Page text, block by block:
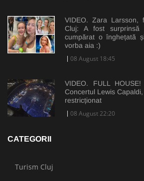
VIDEO. Zara
Cluj: A fost
cumpărat o înghețată
vorba aia :)
08 August 18:45
VIDEO. FULL
Concertul Lewis
restricționat
08 August 22:20
CATEGORII
Turism Cluj